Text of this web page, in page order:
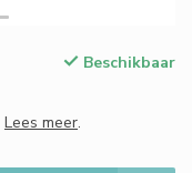
Beschikbaar
Lees meer.